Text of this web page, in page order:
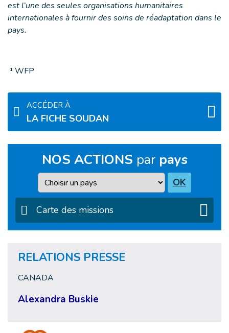
est l’une des seules organisations humanitaires
internationales à fournir des soins de réadaptation dans le
pays.
¹ WFP
ACCÉDER À
LA FICHE SOUDAN
NOS ACTIONS par pays
Pays OK
Carte des missions
RELATIONS PRESSE
CANADA
Alexandra Buskie